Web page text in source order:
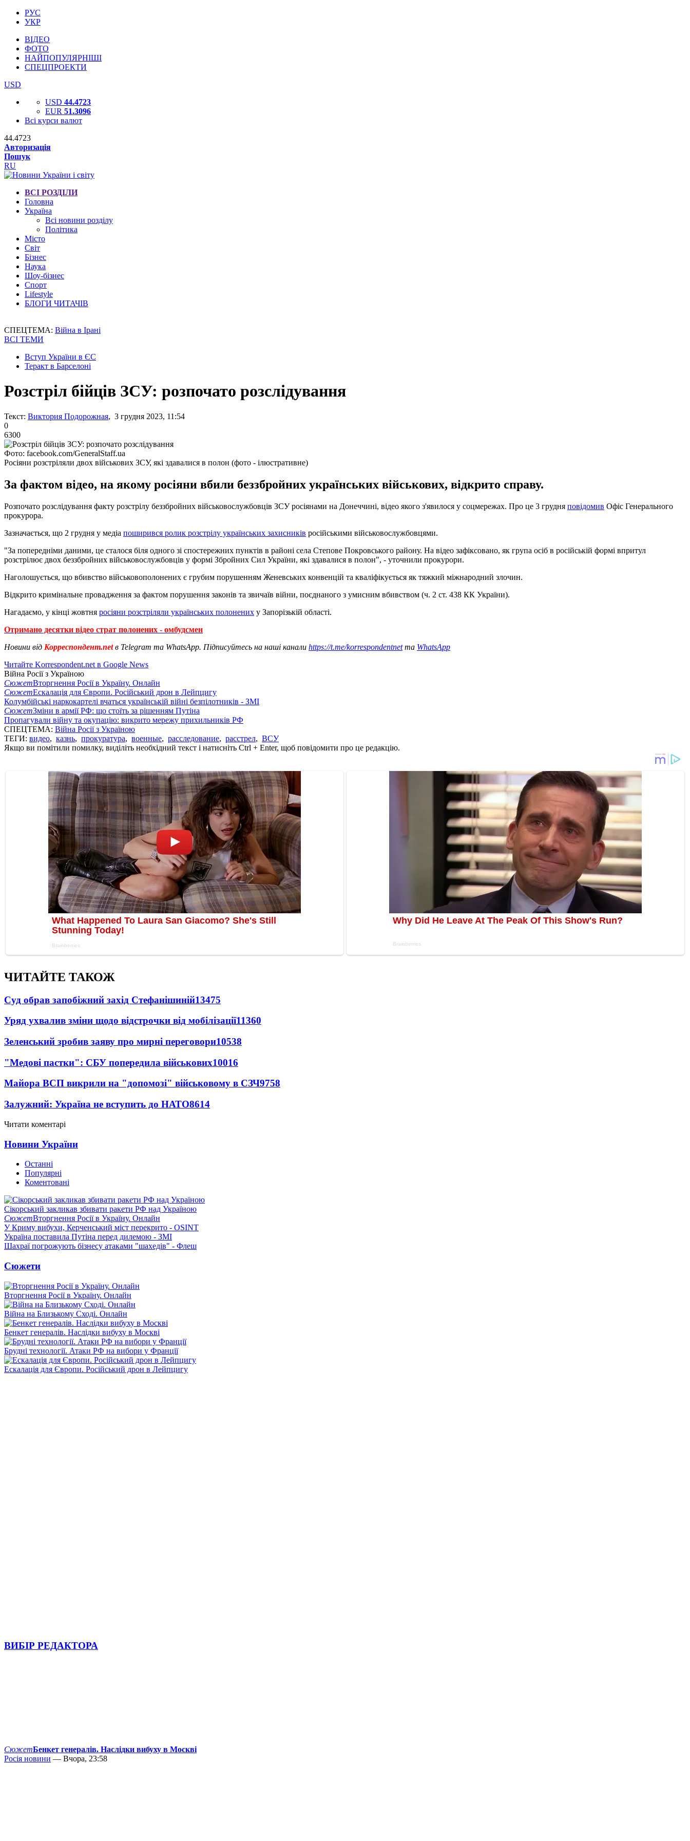
РУС
УКР
ВІДЕО
ФОТО
НАЙПОПУЛЯРНІШІ
СПЕЦПРОЕКТИ
USD
USD 44.4723
EUR 51.3096
Всі курси валют
44.4723
Авторизація
Пошук
RU
ВСІ РОЗДІЛИ
Головна
Україна
Всі новини розділу
Політика
Місто
Світ
Бізнес
Наука
Шоу-бізнес
Спорт
Lifestyle
БЛОГИ ЧИТАЧІВ
СПЕЦТЕМА: Війна в Ірані
ВСІ ТЕМИ
Вступ України в ЄС
Теракт в Барселоні
Розстріл бійців ЗСУ: розпочато розслідування
Текст: Виктория Подорожная, 3 грудня 2023, 11:54
0
6300
Фото: facebook.com/GeneralStaff.ua
Росіяни розстріляли двох військових ЗСУ, які здавалися в полон (фото - ілюстративне)
За фактом відео, на якому росіяни вбили беззбройних українських військових, відкрито справу.
Розпочато розслідування факту розстрілу беззбройних військовослужбовців ЗСУ росіянами на Донеччині, відео якого з'явилося у соцмережах. Про це 3 грудня повідомив Офіс Генерального
прокурора.
Зазначається, що 2 грудня у медіа поширився ролик розстрілу українських захисників російськими військовослужбовцями.
"За попередніми даними, це сталося біля одного зі спостережних пунктів в районі села Степове Покровського району. На відео зафіксовано, як група осіб в російській формі впритул
розстрілює двох беззбройних військовослужбовців у формі Збройних Сил України, які здавалися в полон", - уточнили прокурори.
Наголошується, що вбивство військовополонених є грубим порушенням Женевських конвенцій та кваліфікується як тяжкий міжнародний злочин.
Відкрито кримінальне провадження за фактом порушення законів та звичаїв війни, поєднаного з умисним вбивством (ч. 2 ст. 438 КК України).
Нагадаємо, у кінці жовтня росіяни розстріляли українських полонених у Запорізькій області.
Отримано десятки відео страт полонених - омбудсмен
Новини від Корреспондент.netв Telegram та WhatsApp. Підписуйтесь на наші канали https://t.me/korrespondentnetта WhatsApp
Читайте Korrespondent.net в Google News
Війна Росії з Україною
СюжетВторгнення Росії в Україну. Онлайн
СюжетЕскалація для Європи. Російський дрон в Лейпцигу
Колумбійські наркокартелі вчаться українській війні безпілотників - ЗМІ
СюжетЗміни в армії РФ: що стоїть за рішенням Путіна
Пропагували війну та окупацію: викрито мережу прихильників РФ
СПЕЦТЕМА: Війна Росії з Україною
ТЕГИ: видео, казнь, прокуратура, военные, расследование, расстрел, ВСУ
Якщо ви помітили помилку, виділіть необхідний текст і натисніть Ctrl + Enter, щоб повідомити про це редакцію.
ЧИТАЙТЕ ТАКОЖ
Суд обрав запобіжний захід Стефанішиній13475
Уряд ухвалив зміни щодо відстрочки від мобілізації11360
Зеленський зробив заяву про мирні переговори10538
"Медові пастки": СБУ попередила військових10016
Майора ВСП викрили на "допомозі" військовому в СЗЧ9758
Залужний: Україна не вступить до НАТО8614
Читати коментарі
Новини України
Останні
Популярні
Коментовані
Сікорський закликав збивати ракети РФ над Україною
СюжетВторгнення Росії в Україну. Онлайн
У Криму вибухи, Керченський міст перекрито - OSINT
Україна поставила Путіна перед дилемою - ЗМІ
Шахраї погрожують бізнесу атаками "шахедів" - Флеш
Сюжети
Вторгнення Росії в Україну. Онлайн
Війна на Близькому Сході. Онлайн
Бенкет генералів. Наслідки вибуху в Москві
Брудні технології. Атаки РФ на вибори у Франції
Ескалація для Європи. Російський дрон в Лейпцигу
ВИБІР РЕДАКТОРА
СюжетБенкет генералів. Наслідки вибуху в Москві
Росія новини — Вчора, 23:58